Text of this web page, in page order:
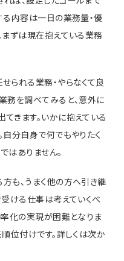
る内容は一日の業務量・優
まずは現在抱えている業務
られる業務・やらなくて良
務を調べてみると、意外に
きます。いかに抱えている
自分自身で何でもやりたく
はありません。
も、うまく他の方へ引き継
受ける仕事は考えていくべ
率化の実現が困難となりま
位付けです。詳しくは次か